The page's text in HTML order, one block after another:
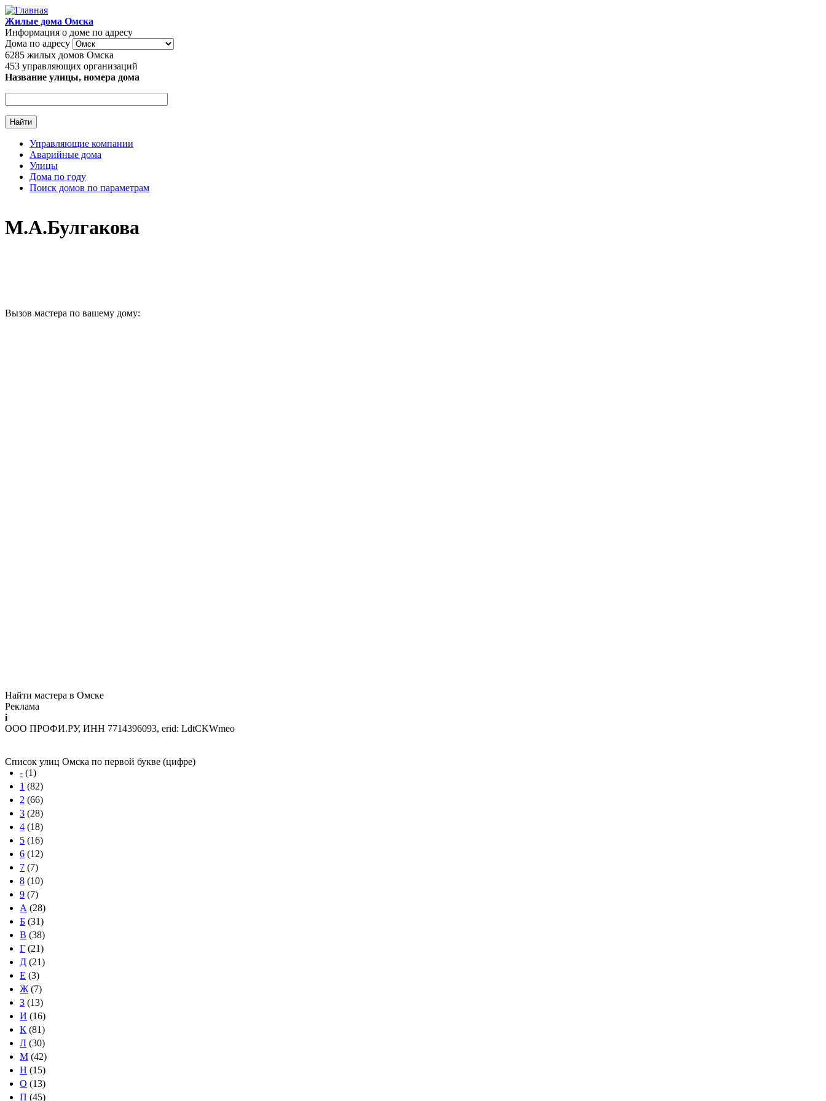
Перейти к основному содержанию
Жилые дома Омска
Информация о доме по адресу
Дома по адресу
6285 жилых домов Омска
453 управляющих организаций
Название улицы, номера дома
Главное меню
Управляющие компании
Аварийные дома
Улицы
Дома по году
Поиск домов по параметрам
М.А.Булгакова
Вызов мастера по вашему дому:
Найти мастера в Омске
Реклама
i
ООО ПРОФИ.РУ, ИНН 7714396093, erid: LdtCKWmeo
Список улиц Омска по первой букве (цифре)
- (1)
1 (82)
2 (66)
3 (28)
4 (18)
5 (16)
6 (12)
7 (7)
8 (10)
9 (7)
А (28)
Б (31)
В (38)
Г (21)
Д (21)
Е (3)
Ж (7)
З (13)
И (16)
К (81)
Л (30)
М (42)
Н (15)
О (13)
П (45)